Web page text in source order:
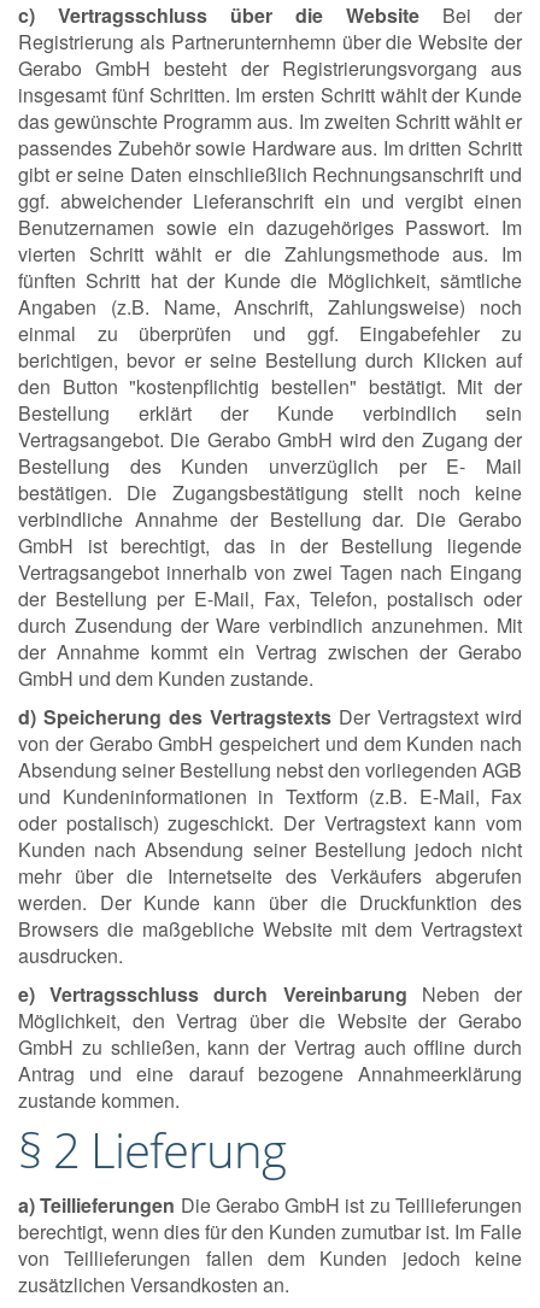
c) Vertragsschluss über die Website Bei der
Registrierung als Partnerunternhemn über die Website der
Gerabo GmbH besteht der Registrierungsvorgang aus
insgesamt fünf Schritten. Im ersten Schritt wählt der Kunde
das gewünschte Programm aus. Im zweiten Schritt wählt er
passendes Zubehör sowie Hardware aus. Im dritten Schritt
gibt er seine Daten einschließlich Rechnungsanschrift und
ggf. abweichender Lieferanschrift ein und vergibt einen
Benutzernamen sowie ein dazugehöriges Passwort. Im
vierten Schritt wählt er die Zahlungsmethode aus. Im
fünften Schritt hat der Kunde die Möglichkeit, sämtliche
Angaben (z.B. Name, Anschrift, Zahlungsweise) noch
einmal zu überprüfen und ggf. Eingabefehler zu
berichtigen, bevor er seine Bestellung durch Klicken auf
den Button "kostenpflichtig bestellen" bestätigt. Mit der
Bestellung erklärt der Kunde verbindlich sein
Vertragsangebot. Die Gerabo GmbH wird den Zugang der
Bestellung des Kunden unverzüglich per E- Mail
bestätigen. Die Zugangsbestätigung stellt noch keine
verbindliche Annahme der Bestellung dar. Die Gerabo
GmbH ist berechtigt, das in der Bestellung liegende
Vertragsangebot innerhalb von zwei Tagen nach Eingang
der Bestellung per E-Mail, Fax, Telefon, postalisch oder
durch Zusendung der Ware verbindlich anzunehmen. Mit
der Annahme kommt ein Vertrag zwischen der Gerabo
GmbH und dem Kunden zustande.
d) Speicherung des Vertragstexts Der Vertragstext wird
von der Gerabo GmbH gespeichert und dem Kunden nach
Absendung seiner Bestellung nebst den vorliegenden AGB
und Kundeninformationen in Textform (z.B. E-Mail, Fax
oder postalisch) zugeschickt. Der Vertragstext kann vom
Kunden nach Absendung seiner Bestellung jedoch nicht
mehr über die Internetseite des Verkäufers abgerufen
werden. Der Kunde kann über die Druckfunktion des
Browsers die maßgebliche Website mit dem Vertragstext
ausdrucken.
e) Vertragsschluss durch Vereinbarung Neben der
Möglichkeit, den Vertrag über die Website der Gerabo
GmbH zu schließen, kann der Vertrag auch offline durch
Antrag und eine darauf bezogene Annahmeerklärung
zustande kommen.
§ 2 Lieferung
a) Teillieferungen Die Gerabo GmbH ist zu Teillieferungen
berechtigt, wenn dies für den Kunden zumutbar ist. Im Falle
von Teillieferungen fallen dem Kunden jedoch keine
zusätzlichen Versandkosten an.